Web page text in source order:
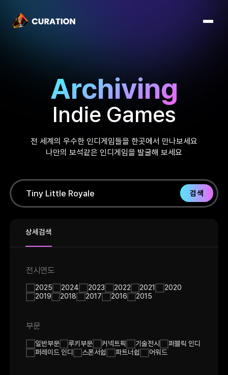
Archiving
Indie Games
전 세계의 우수한 인디게임들을 한곳에서 만나보세요
나만의 보석같은 인디게임을 발굴해 보세요
검색
상세검색
전시연도
2025 2024 2023 2022 2021
2020
2019
2018 2017 2016 2015
부문
일반부문 루키부문 커넥트픽 기술전시
퍼블릭 인디
퍼레이드 인디
스폰서쉽 파트너쉽 어워드